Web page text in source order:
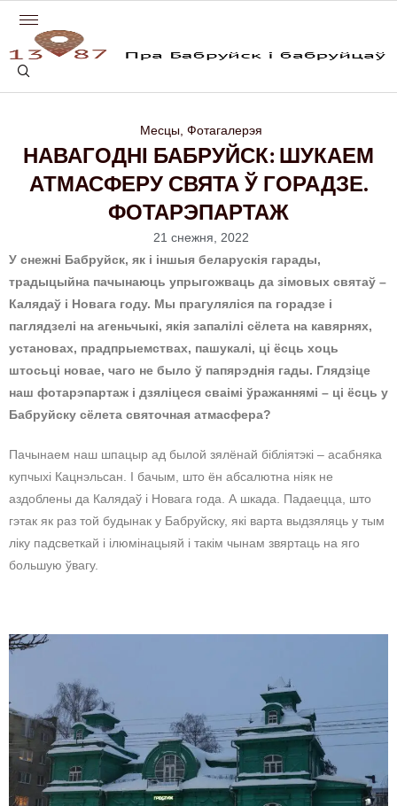
Месцы, Фотагалерэя
НАВАГОДНІ БАБРУЙСК: ШУКАЕМ
АТМАСФЕРУ СВЯТА Ў ГОРАДЗЕ.
ФОТАРЭПАРТАЖ
21 снежня, 2022
У снежні Бабруйск, як і іншыя беларускія гарады,
традыцыйна пачынаюць упрыгожваць да зімовых святаў –
Калядаў і Новага году. Мы прагуляліся па горадзе і
паглядзелі на агеньчыкі, якія запалілі сёлета на кавярнях,
установах, прадпрыемствах, пашукалі, ці ёсць хоць
штосьці новае, чаго не было ў папярэднія гады. Глядзіце
наш фотарэпартаж і дзяліцеся сваімі ўражаннямі – ці ёсць у
Бабруйску сёлета святочная атмасфера?
Пачынаем наш шпацыр ад былой зялёнай бібліятэкі – асабняка
купчыхі Кацнэльсан. І бачым, што ён абсалютна ніяк не
аздоблены да Калядаў і Новага года. А шкада. Падаецца, што
гэтак як раз той будынак у Бабруйску, які варта выдзяляць у тым
ліку падсветкай і ілюмінацыяй і такім чынам звяртаць на яго
большую ўвагу.